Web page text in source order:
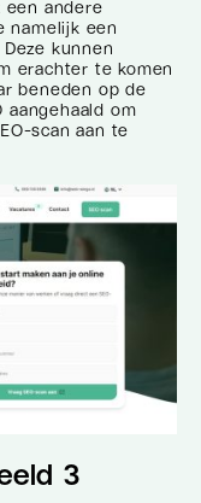
andere
namelijk een
kunnen
erachter te komen
beneden op de
aangehaald om
scan aan te
3